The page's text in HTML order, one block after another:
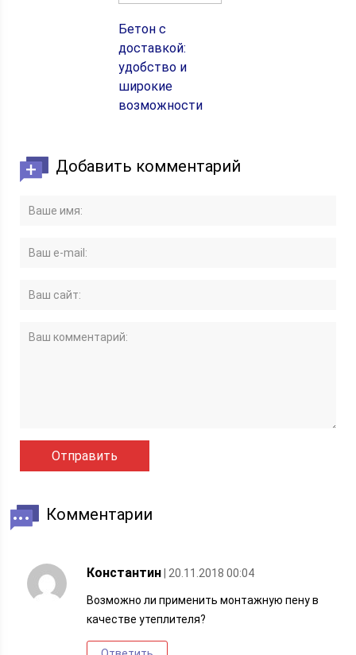
Бетон с
доставкой:
удобство и
широкие
возможности
Добавить комментарий
Комментарии
Константин | 20.11.2018 00:04
Возможно ли применить монтажную пену в
качестве утеплителя?